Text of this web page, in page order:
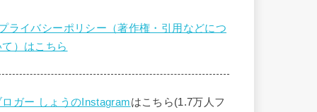
ライバシーポリシー（著作権・引用などにつ
て）はこちら
ロガー しょうのInstagramはこちら(1.7万人フ